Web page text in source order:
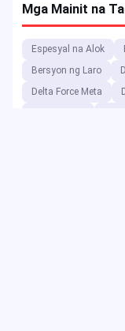
Mga Mainit na
Espesyal na Alok
Bersyon ng Laro
Delta Force Meta